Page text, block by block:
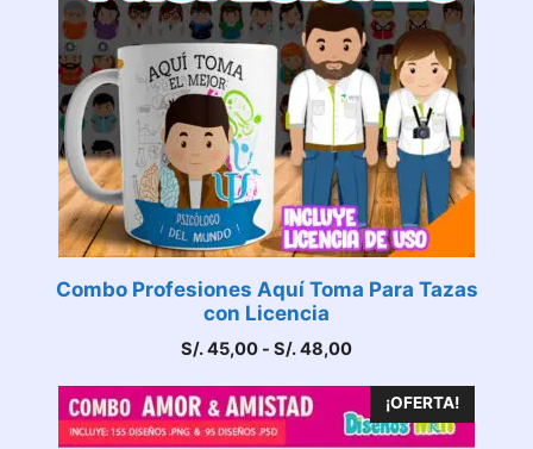
Combo Profesiones Aquí Toma Para Tazas
con Licencia
S/.45,00 - S/.48,00Rango
precios:
desde
¡OFERTA!